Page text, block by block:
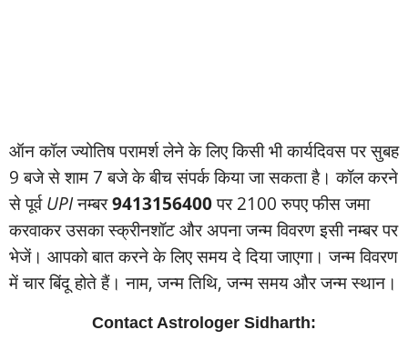
ऑन कॉल ज्‍योतिष परामर्श लेने के लिए किसी भी कार्यदिवस पर सुबह
9 बजे से शाम 7 बजे के बीच संपर्क किया जा सकता है। कॉल करने
से पूर्वUPIनम्‍बर9413156400पर 2100 रुपए फीस जमा
करवाकर उसका स्‍क्रीनशॉट और अपना जन्‍म विवरण इसी नम्‍बर पर
भेजें। आपको बात करने के लिए समय दे दिया जाएगा। जन्‍म विवरण
में चार बिंदू होते हैं। नाम, जन्‍म तिथि, जन्‍म समय और जन्‍म स्‍थान।
Contact Astrologer Sidharth: